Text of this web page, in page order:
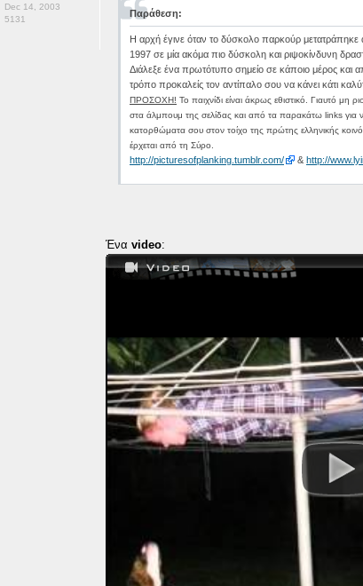
Dec 14, 2003
5131
Παράθεση:
Η αρχή έγινε όταν το δύσκολο παρκούρ
1997 σε μία ακόμα πιο δύσκολη και ριψοκίνδυνη
Διάλεξε ένα πρωτότυπο σημείο σε κάποιο μέρος
τρόπο προκαλείς τον αντίπαλο σου να κάνει κάτι
ΠΡΟΣΟΧΗ! Το παιχνίδι είναι άκρως εθιστικό. Γιαυτό μη
στα άλμπουμ της σελίδας και από τα παρακάτω links για
κατορθώματα σου στον τοίχο της πρώτης ελληνικής
έρχεται από τη Σύρο.
http://picturesofplanking.tumblr.com/ & http://
Ένα video: